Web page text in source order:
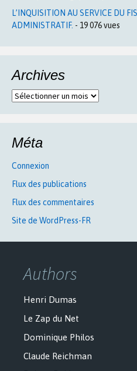
L’INQUISITION AU SERVICE DU
ADMINISTRATIF. - 19 076 vues
Archives
Archives
Méta
Connexion
Flux des publications
Flux des commentaires
Site de WordPress-FR
Authors
Henri Dumas
Le Zap du Net
Dominique Philos
Claude Reichman